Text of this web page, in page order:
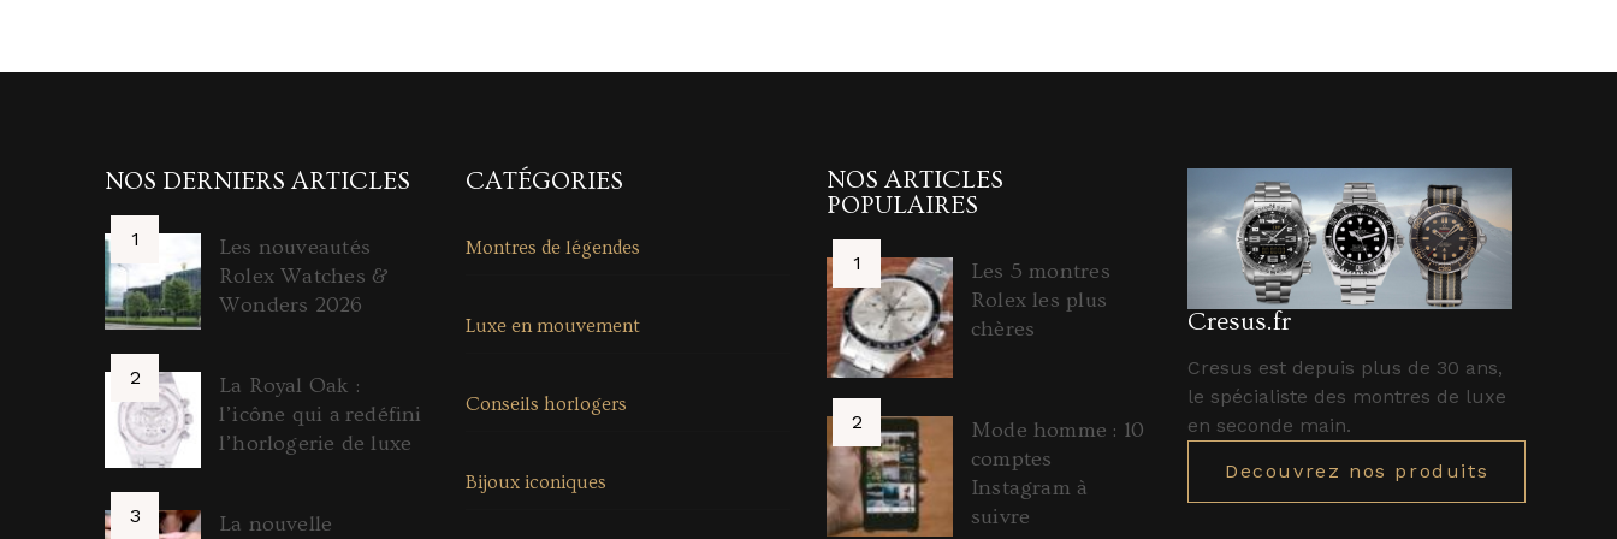
NOS DERNIERS ARTICLES
Les nouveautés
Rolex Watches &
Wonders 2026
La Royal Oak :
l’icône qui a redéfini
l’horlogerie de luxe
La nouvelle
CATÉGORIES
Montres de légendes
Luxe en mouvement
Conseils horlogers
Bijoux iconiques
NOS ARTICLES
POPULAIRES
Les 5 montres
Rolex les plus
chères
Mode homme : 10
comptes
Instagram à
suivre
Cresus.fr
Cresus est depuis plus de 30 ans,
le spécialiste des montres de luxe
en seconde main.
Decouvrez nos produits